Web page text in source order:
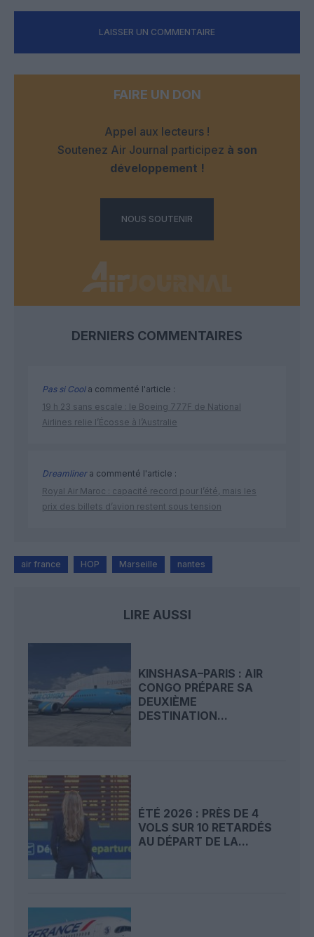
LAISSER UN COMMENTAIRE
FAIRE UN DON
Appel aux lecteurs !
Soutenez Air Journal participez à son
développement !
NOUS SOUTENIR
DERNIERS COMMENTAIRES
Pas si Coola commenté l'article :
19 h 23 sans escale : le Boeing 777F de National
Airlines relie l’Écosse à l’Australie
Dreamlinera commenté l'article :
Royal Air Maroc : capacité record pour l’été, mais les
prix des billets d’avion restent sous tension
air france HOP Marseille nantes
LIRE AUSSI
KINSHASA–PARIS : AIR
CONGO PRÉPARE SA
DEUXIÈME
DESTINATION...
ÉTÉ 2026 : PRÈS DE 4
VOLS SUR 10 RETARDÉS
AU DÉPART DE LA...